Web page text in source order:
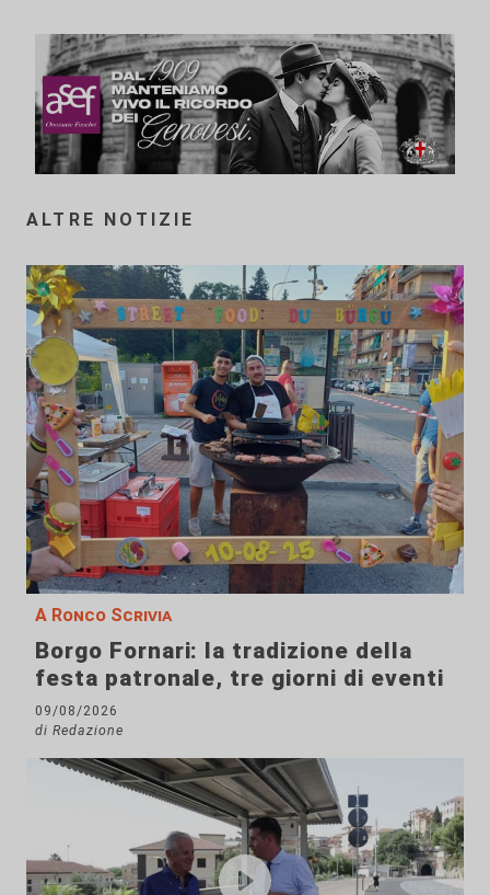
ALTRE NOTIZIE
A Ronco Scrivia
Borgo Fornari: la tradizione della
festa patronale, tre giorni di eventi
09/08/2026
di Redazione